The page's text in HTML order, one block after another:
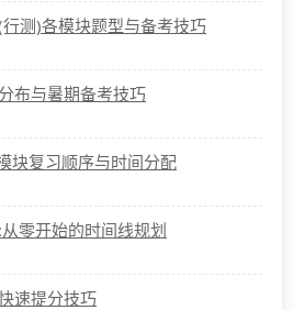
测)各模块题型与备考技巧
布与暑期备考技巧
块复习顺序与时间分配
零开始的时间线规划
速提分技巧